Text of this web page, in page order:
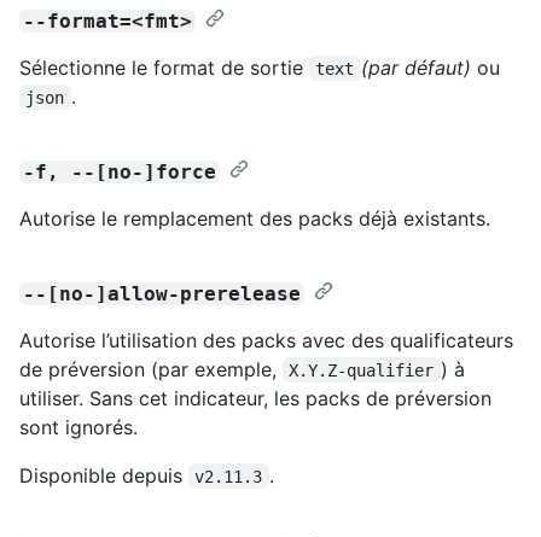
--format=<fmt>
Sélectionne le format de sortie text (par défaut) ou
json .
-f, --[no-]force
Autorise le remplacement des packs déjà existants.
--[no-]allow-prerelease
Autorise l’utilisation des packs avec des qualificateurs
de préversion (par exemple,
X.Y.Z-qualifier ) à
utiliser. Sans cet indicateur, les packs de préversion
sont ignorés.
Disponible depuis
v2.11.3 .